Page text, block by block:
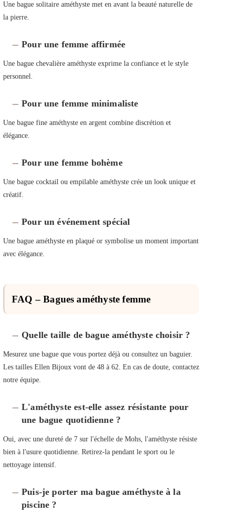
Une bague solitaire améthyste met en avant la beauté naturelle de
la pierre.
Pour une femme affirmée
Une bague chevalière améthyste exprime la confiance et le style
personnel.
Pour une femme minimaliste
Une bague fine améthyste en argent combine discrétion et
élégance.
Pour une femme bohème
Une bague cocktail ou empilable améthyste crée un look unique et
créatif.
Pour un événement spécial
Une bague améthyste en plaqué or symbolise un moment important
avec élégance.
FAQ – Bagues améthyste femme
Quelle taille de bague améthyste choisir ?
Mesurez une bague que vous portez déjà ou consultez un baguier.
Les tailles Ellen Bijoux vont de 48 à 62. En cas de doute, contactez
notre équipe.
L'améthyste est-elle assez résistante pour
une bague quotidienne ?
Oui, avec une dureté de 7 sur l'échelle de Mohs, l'améthyste résiste
bien à l'usure quotidienne. Retirez-la pendant le sport ou le
nettoyage intensif.
Puis-je porter ma bague améthyste à la
piscine ?